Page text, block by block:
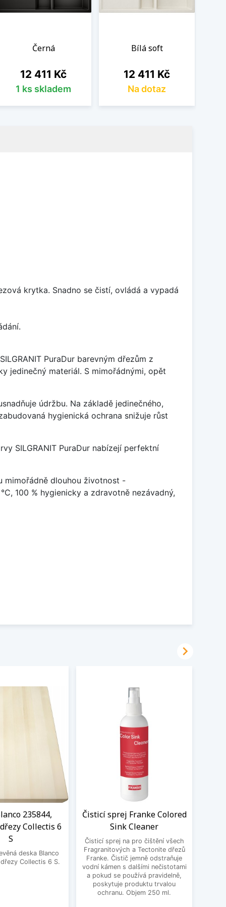
Černá
Cena
12 411 Kč
1 ks skladem
Bílá soft
Cena
12 411 Kč
Na dotaz
krytka. Snadno se čistí, ovládá a vypadá
PuraDur barevným dřezům z
jedinečný materiál. S mimořádnými, opět
údržbu. Na základě jedinečného,
hygienická ochrana snižuje růst
SILGRANIT PuraDur nabízejí perfektní
mimořádně dlouhou životnost -
100 % hygienicky a zdravotně nezávadný,
235844,
Collectis 6
S
deska Blanco
Collectis 6 S.
Čisticí sprej Franke Colored
Sink Cleaner
Čisticí sprej na pro čištění všech
Fragranitových a Tectonite dřezů
Franke. Čistič jemně odstraňuje
vodní kámen s dalšími nečistotami
a pokud se používá pravidelně,
poskytuje produktu trvalou
ochranu. Objem 250 ml.
